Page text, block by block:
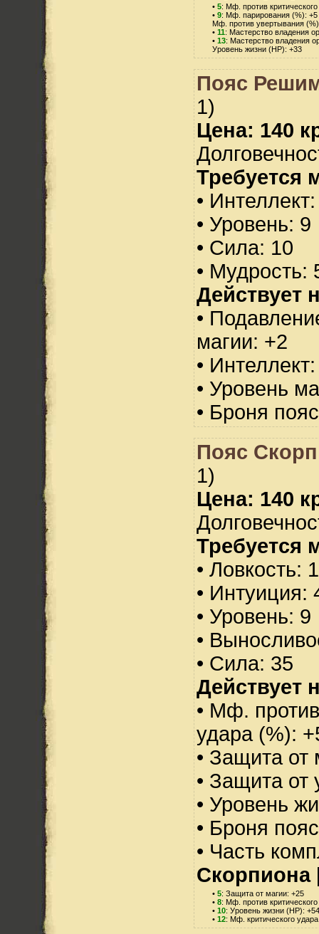
• 5: Мф. против
• 9: Мф. парирования (%): +5
Мф. против увертывания
• 11: Мастерство владения
• 13: Мастерство владения
Уровень жизни (HP): +33
Пояс
1)
Цена: 140
Требуется
•
• Уровень: 9
• Сила: 10
• Мудрость:
Действует
•
магии: +2
•
• Уровень
• Броня
Пояс
1)
Цена: 140
Требуется
• Ловкость:
• Интуиция:
• Уровень: 9
•
• Сила: 35
Действует
• Мф.
удара (%):
• Защита от
• Защита от
• Уровень
• Броня
• Часть
Скорпиона
• 5: Защита от магии: +25
• 8: Мф. против
• 10: Уровень жизни (HP): +54
• 12: Мф. критического